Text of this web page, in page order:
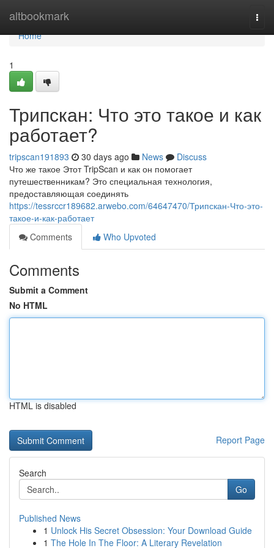
altbookmark
Home
Home
1
Трипскан: Что это такое и как
работает?
tripscan191893 30 days ago News
Discuss
Что же такое Этот TripScan и как он помогает
путешественникам? Это специальная технология,
предоставляющая соединять
https://tessrccr189682.arwebo.com/64647470/Трипскан-Что-это-
такое-и-как-работает
Comments
Who Upvoted
Comments
Submit a Comment
No HTML
HTML is disabled
Report Page
Search
Go
Published News
1 Unlock His Secret Obsession: Your Download Guide
1 The Hole In The Floor: A Literary Revelation